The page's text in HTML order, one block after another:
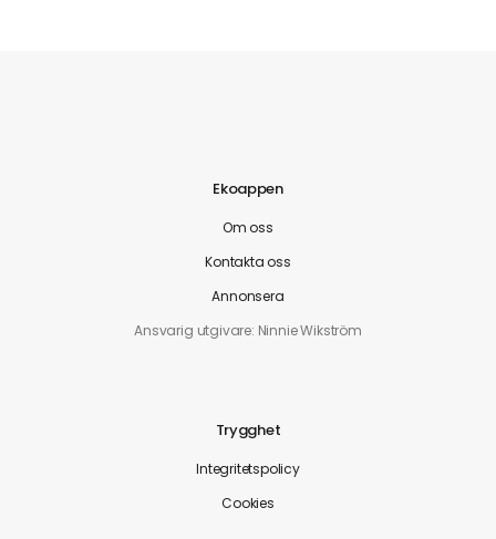
Ekoappen
Om oss
Kontakta oss
Annonsera
Ansvarig utgivare: Ninnie Wikström
Trygghet
Integritetspolicy
Cookies